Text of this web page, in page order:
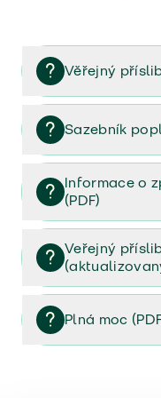
Věřejný
Věřejný příslib
Sazebník
Sazebník poplatků
Informace o
(PDF)
Informace o
Veřejný
Veřejný příslib ke
Plná moc